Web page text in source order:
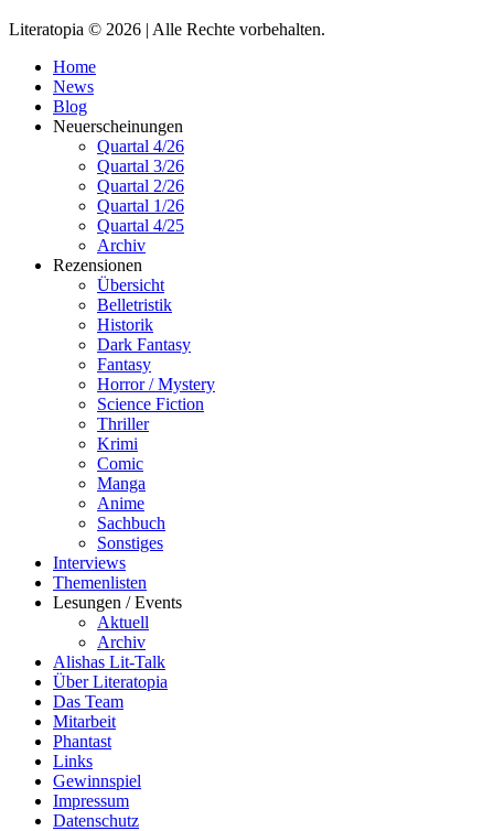
Literatopia © 2026 | Alle Rechte vorbehalten.
Home
News
Blog
Neuerscheinungen
Quartal 4/26
Quartal 3/26
Quartal 2/26
Quartal 1/26
Quartal 4/25
Archiv
Rezensionen
Übersicht
Belletristik
Historik
Dark Fantasy
Fantasy
Horror / Mystery
Science Fiction
Thriller
Krimi
Comic
Manga
Anime
Sachbuch
Sonstiges
Interviews
Themenlisten
Lesungen / Events
Aktuell
Archiv
Alishas Lit-Talk
Über Literatopia
Das Team
Mitarbeit
Phantast
Links
Gewinnspiel
Impressum
Datenschutz